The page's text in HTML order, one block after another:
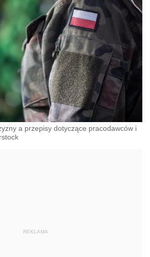
a przepisy dotyczące pracodawców i